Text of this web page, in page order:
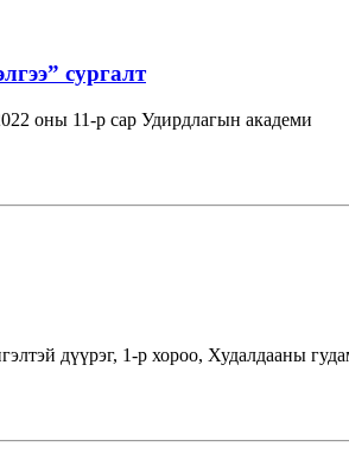
сургалт
оны 11-р сар Удирдлагын академи
дүүрэг, 1-р хороо, Худалдааны